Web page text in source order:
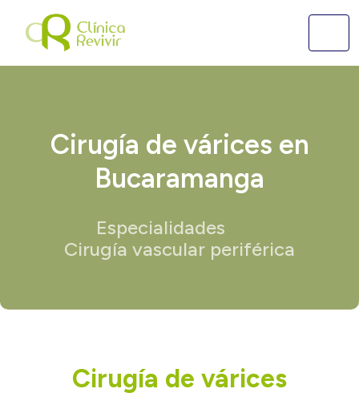
Cirugía de várices en
Bucaramanga
Especialidades
Cirugía vascular periférica
Cirugía de várices